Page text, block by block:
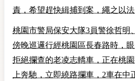
責，希望趕快緝捕到案，繩之以法
桃園市警局保安大隊3員警徐哲明
傍晚巡邏行經桃園區長春路時，
拒絕攔查的老凌志轎車，正在桃
上奔馳，立即繞路攔車，2車在中